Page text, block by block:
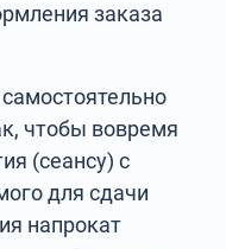
заказа
чтобы вовремя
(сеансу) с
для сдачи
напрокат